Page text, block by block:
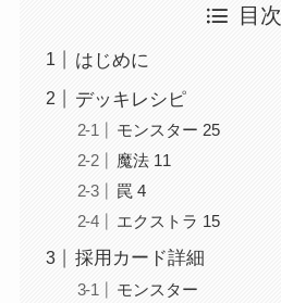
目次
はじめに
デッキレシピ
モンスター 25
魔法 11
罠 4
エクストラ 15
採用カード詳細
モンスター